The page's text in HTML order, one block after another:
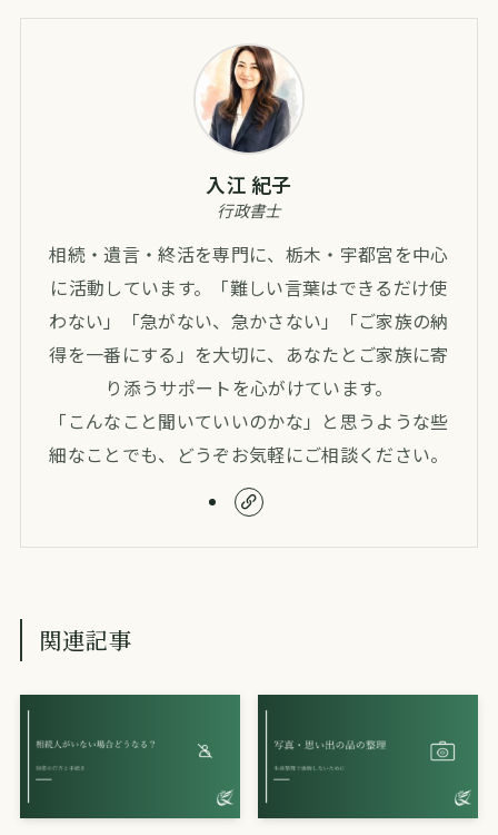
入江 紀子
行政書士
相続・遺言・終活を専門に、栃木・宇都宮を中心
に活動しています。「難しい言葉はできるだけ使
わない」「急がない、急かさない」「ご家族の納
得を一番にする」を大切に、あなたとご家族に寄
り添うサポートを心がけています。
「こんなこと聞いていいのかな」と思うような些
細なことでも、どうぞお気軽にご相談ください。
関連記事